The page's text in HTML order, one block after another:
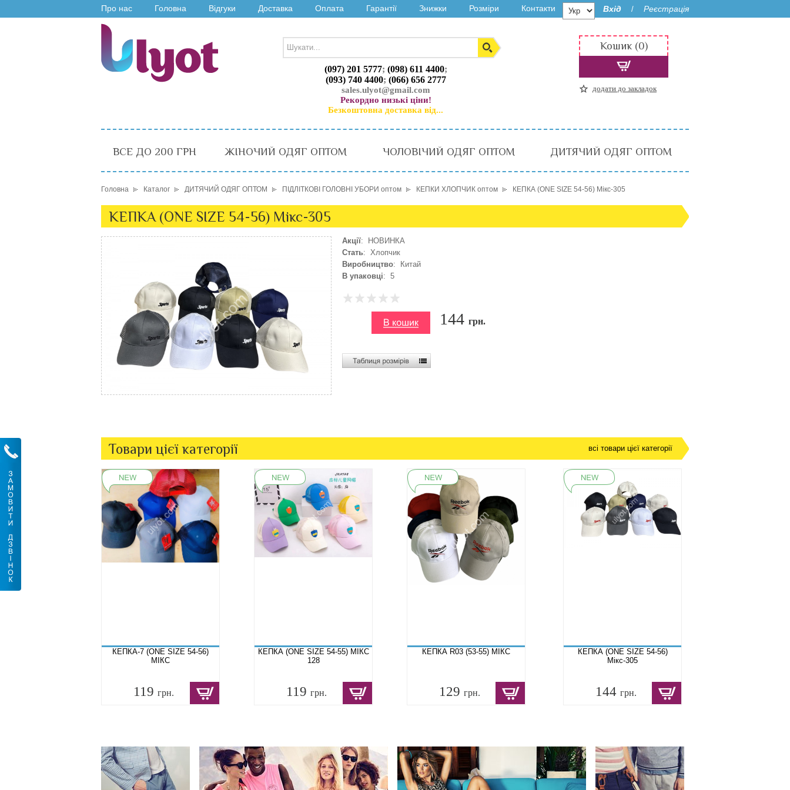
Про нас Головна Відгуки Доставка Оплата Гарантії Знижки Розміри Контакти Вхід / Реєстрація
(097) 201 5777; (098) 611 4400;
(093) 740 4400; (066) 656 2777
sales.ulyot@gmail.com
Рекордно низькі ціни!
Безкоштовна доставка від...
Кошик (0)
додати до закладок
ВСЕ ДО 200 ГРН ЖІНОЧИЙ ОДЯГ ОПТОМ ЧОЛОВІЧИЙ ОДЯГ ОПТОМ ДИТЯЧИЙ ОДЯГ ОПТОМ
Головна Каталог ДИТЯЧИЙ ОДЯГ ОПТОМ ПІДЛІТКОВІ ГОЛОВНІ УБОРИ оптом КЕПКИ ХЛОПЧИК оптом КЕПКА (ONE SIZE 54-56) Мікс-305
КЕПКА (ONE SIZE 54-56) Мікс-305
Акції: НОВИНКА
Стать: Хлопчик
Виробництво: Китай
В упаковці: 5
144 грн.
Товари цієї категорії всі товари цієї категорії
КЕПКА-7 (ONE SIZE 54-56)
МІКС
119 грн.
КЕПКА (ONE SIZE 54-55) МІКС
128
119 грн.
КЕПКА R03 (53-55) МІКС
129 грн.
КЕПКА (ONE SIZE 54-56)
Мікс-305
144 грн.